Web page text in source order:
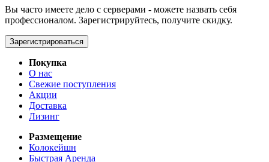
Вы часто имеете дело с серверами - можете назвать себя
профессионалом. Зарегистрируйтесь, получите скидку.
Зарегистрироваться
Покупка
О нас
Свежие поступления
Акции
Доставка
Лизинг
Размещение
Колокейшн
Быстрая Аренда